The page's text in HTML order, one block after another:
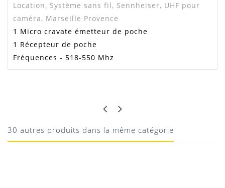
Location, Système sans fil, Sennheiser, UHF pour
caméra, Marseille Provence
1 Micro cravate émetteur de poche
1 Récepteur de poche
Fréquences - 518-550 Mhz
19/01/2019
30 autres produits dans la même catégorie